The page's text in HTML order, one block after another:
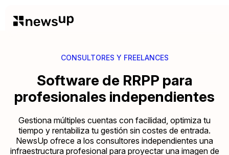
CONSULTORES Y FREELANCES
Software de RRPP para
profesionales independientes
Gestiona múltiples cuentas con facilidad, optimiza tu
tiempo y rentabiliza tu gestión sin costes de entrada.
NewsUp ofrece a los consultores independientes una
infraestructura profesional para proyectar una imagen de